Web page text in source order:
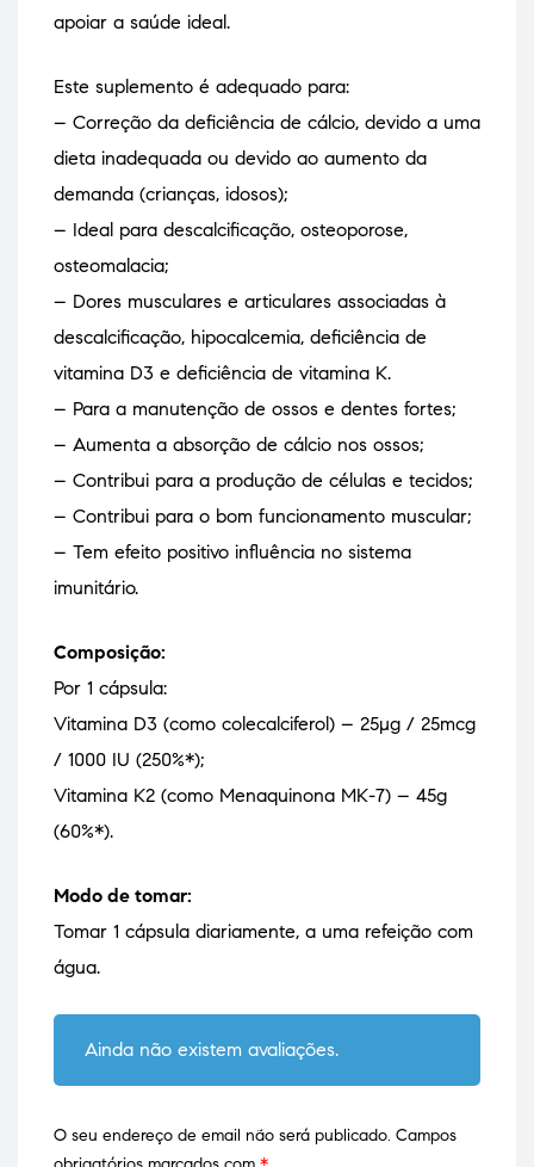
apoiar a saúde ideal.
Este suplemento é adequado para:
– Correção da deficiência de cálcio, devido a uma
dieta inadequada ou devido ao aumento da
demanda (crianças, idosos);
– Ideal para descalcificação, osteoporose,
osteomalacia;
– Dores musculares e articulares associadas à
descalcificação, hipocalcemia, deficiência de
vitamina D3 e deficiência de vitamina K.
– Para a manutenção de ossos e dentes fortes;
– Aumenta a absorção de cálcio nos ossos;
– Contribui para a produção de células e tecidos;
– Contribui para o bom funcionamento muscular;
– Tem efeito positivo influência no sistema
imunitário.
Composição:
Por 1 cápsula:
Vitamina D3 (como colecalciferol) – 25µg / 25mcg
/ 1000 IU (250%*);
Vitamina K2 (como Menaquinona MK-7) – 45g
(60%*).
Modo de tomar:
Tomar 1 cápsula diariamente, a uma refeição com
água.
Ainda não existem avaliações.
O seu endereço de email não será publicado. Campos